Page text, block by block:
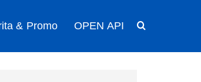
& Promo OPEN API